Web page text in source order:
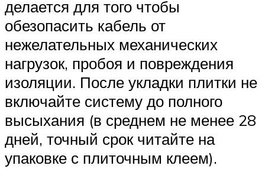
делается для того чтобы
обезопасить кабель от
нежелательных механических
нагрузок, пробоя и повреждения
изоляции. После укладки плитки не
включайте систему до полного
высыхания (в среднем не менее 28
дней, точный срок читайте на
упаковке с плиточным клеем).